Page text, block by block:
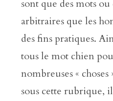
sont que des mots
arbitraires que les
des fins pratiques.
tous le mot chien
nombreuses «
sous cette rubrique,